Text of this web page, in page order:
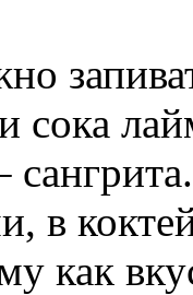
сока
в
как